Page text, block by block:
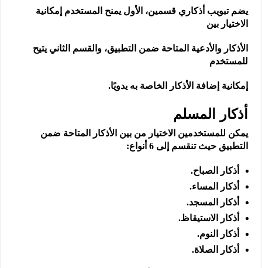
يضم تبويب أذكاري قسمين، الأول يمنح المستخدم إمكانية
الاختيار بين
الأذكار والأدعية المتاحة ضمن التطبيق، والقسم الثاني يتيح
للمستخدم
إمكانية إضافة الأذكار الخاصة به يدويًا.
أذكار المسلم
يمكن للمستخدمين الاختيار من بين الأذكار المتاحة ضمن
التطبيق حيث تنقسم إلى 6 أنواع:
أذكار الصباح.
أذكار المساء.
أذكار المسجد.
أذكار الاستيقاظ.
أذكار النوم.
أذكار الصلاة.